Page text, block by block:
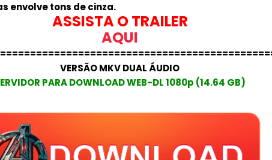
envolve tons de cinza.
ASSISTA O TRAILER
AQUI
VERSÃO MKV DUAL ÁUDIO
PARA DOWNLOAD WEB-DL 1080p (14.64 GB)